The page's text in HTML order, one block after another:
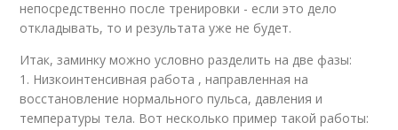
непосредственно после тренировки - если это дело
откладывать, то и результата уже не будет.
Итак, заминку можно условно разделить на две фазы:
1. Низкоинтенсивная работа , направленная на
восстановление нормального пульса, давления и
температуры тела. Вот несколько пример такой работы: